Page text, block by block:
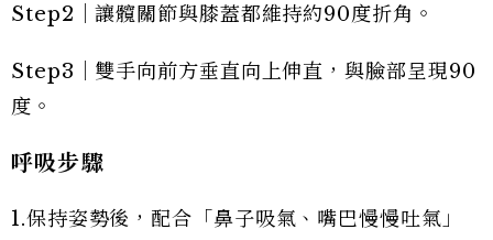
Step2｜讓髖關節與膝蓋都維持約90度折角。
Step3｜雙手向前方垂直向上伸直，與臉部呈現90
度。
呼吸步驟
1.保持姿勢後，配合「鼻子吸氣、嘴巴慢慢吐氣」